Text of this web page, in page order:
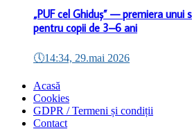
„PUF cel Ghiduș” — premiera unui
pentru copii de 3–6 ani
🕔14:34, 29.mai 2026
Acasă
Cookies
GDPR / Termeni și condiții
Contact